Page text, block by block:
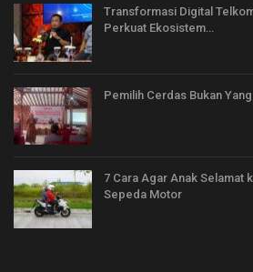
Transformasi Digital
Perkuat Ekosistem…
Pemilih Cerdas Bukan
7 Cara Agar Anak Selamat
Sepeda Motor